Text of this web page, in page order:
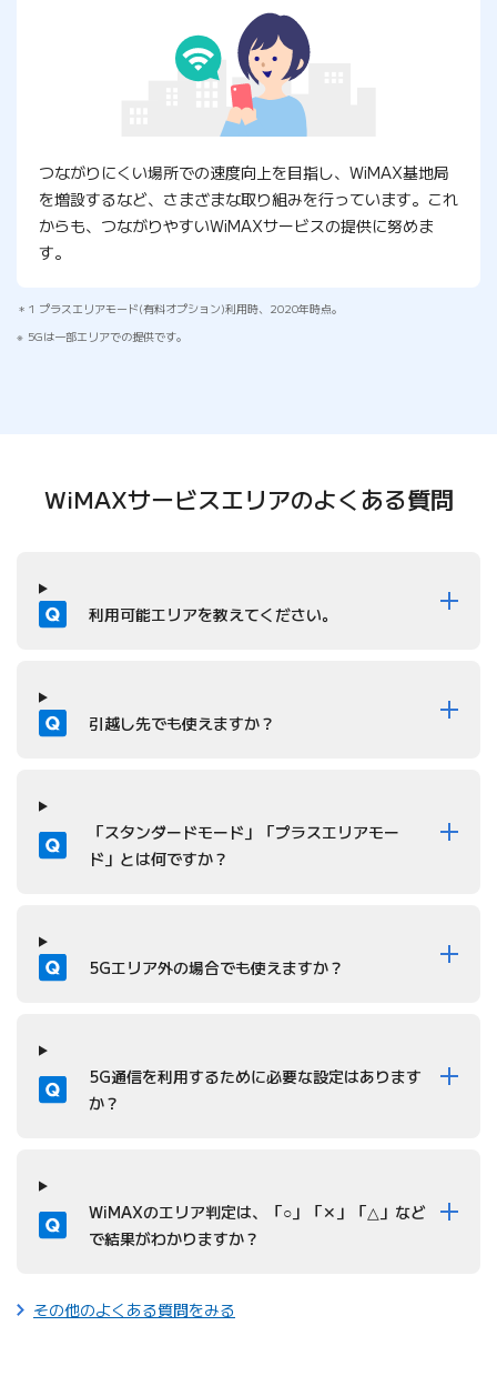
つながりにくい場所での速度向上を目指し、WiMAX基地局
を増設するなど、さまざまな取り組みを行っています。これ
からも、つながりやすいWiMAXサービスの提供に努めま
す。
1 プラスエリアモード(有料オプション)利用時、2020年時点。
5Gは一部エリアでの提供です。
WiMAXサービスエリアのよくある質問
質問 利用可能エリアを教えてください。
質問 引越し先でも使えますか？
質問
「スタンダードモード」「プラスエリアモー
ド」とは何ですか？
質問 5Gエリア外の場合でも使えますか？
質問
5G通信を利用するために必要な設定はあります
か？
質問
WiMAXのエリア判定は、「○」「✕」「△」など
で結果がわかりますか？
その他のよくある質問をみる